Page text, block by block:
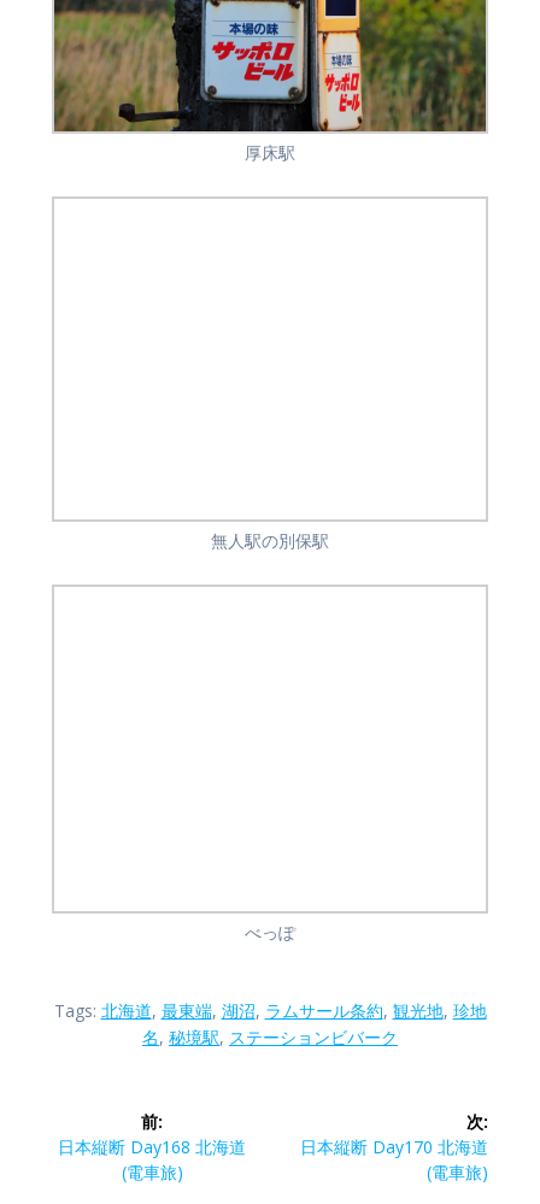
厚床駅
無人駅の別保駅
べっぽ
Tags: 北海道, 最東端, 湖沼, ラムサール条約, 観光地, 珍地
名, 秘境駅, ステーションビバーク
前:
前
日本縦断 Day168 北海道
(電車旅)
次:
次
日本縦断 Day170 北海道
(電車旅)